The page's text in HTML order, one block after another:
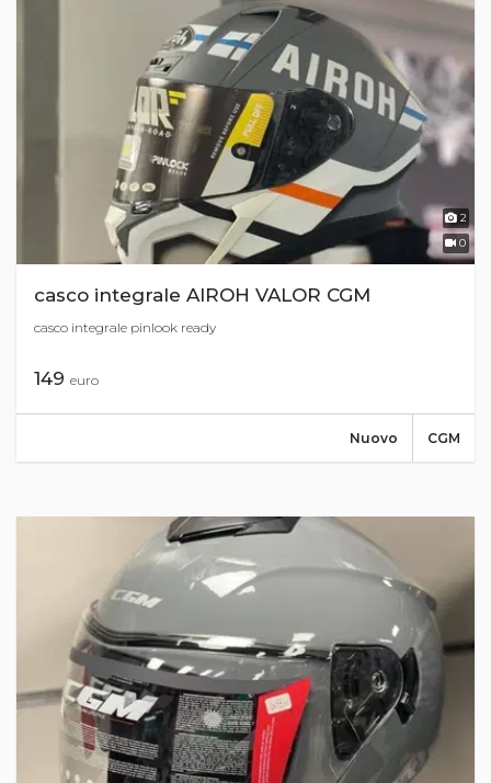
2
0
casco integrale AIROH VALOR CGM
casco integrale pinlook ready
149 euro
CGM
Nuovo